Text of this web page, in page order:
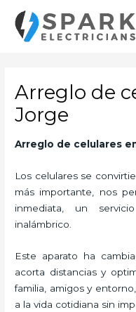
contenido
Arreglo de
Jorge
Arreglo de celulares
Los celulares se
más importante, nos
inmediata, un
inalámbrico.
Este aparato ha
acorta distancias y
familia, amigos y
a la vida cotidiana sin